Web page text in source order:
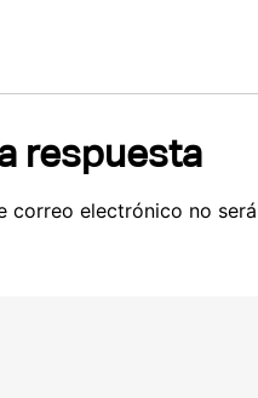
respuesta
correo electrónico no